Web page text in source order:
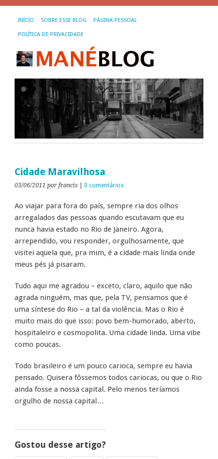
INÍCIO SOBRE ESSE BLOG PÁGINA PESSOAL
POLÍTICA DE PRIVACIDADE
Cidade Maravilhosa
03/06/2011 por francis 0 comentários
Ao viajar para fora do país, sempre ria dos olhos
arregalados das pessoas quando escutavam que eu
nunca havia estado no Rio de Janeiro. Agora,
arrependido, vou responder, orgulhosamente, que
visitei aquela que, pra mim, é a cidade mais linda onde
meus pés já pisaram.
Tudo aqui me agradou – exceto, claro, aquilo que não
agrada ninguém, mas que, pela TV, pensamos que é
uma síntese do Rio – a tal da violência. Mas o Rio é
muito mais do que isso: povo bem-humorado, aberto,
hospitaleiro e cosmopolita. Uma cidade linda. Uma vibe
como poucas.
Todo brasileiro é um pouco carioca, sempre eu havia
pensado. Quisera fôssemos todos cariocas, ou que o Rio
ainda fosse a nossa capital. Pelo menos teríamos
orgulho de nossa capital…
Gostou desse artigo?